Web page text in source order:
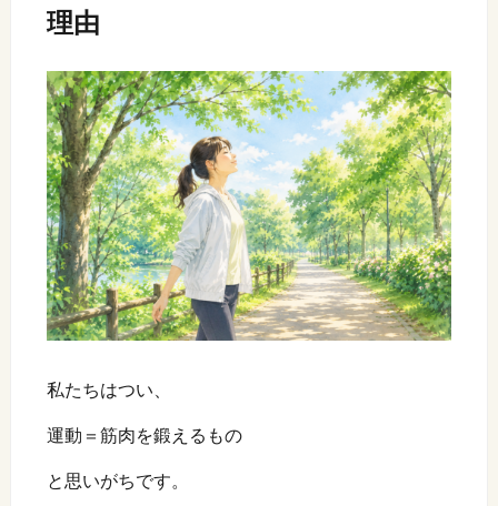
理由
私たちはつい、
運動＝筋肉を鍛えるもの
と思いがちです。